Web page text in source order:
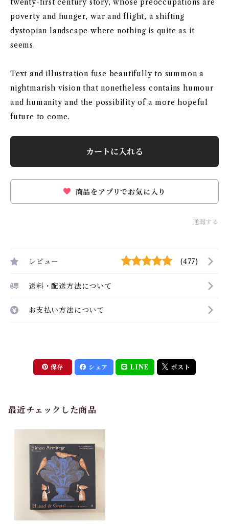
twenty-first century story, whose preoccupations are
poverty and hunger, war and flight, a shifting
dystopian landscape where nothing is quite as it
seems.
Text and illustration fuse beautifully to summon a
nightmarish vision that nonetheless contains humour
and humanity and the possibility of a more hopeful
future to come.
カートに入れる
商品をアプリでお気に入り
通報する
レビュー (477)
送料・配送方法について
お支払い方法について
保存 シェア LINE ポスト
最近チェックした商品